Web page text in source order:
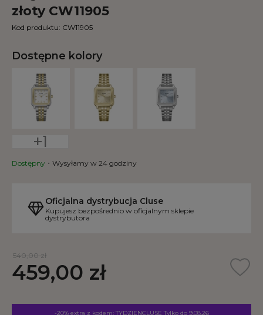
złoty CW11905
Kod produktu: CW11905
Dostępne kolory
+1
Dostępny Wysyłamy w 24 godziny
Oficjalna dystrybucja Cluse
Kupujesz bezpośrednio w oficjalnym sklepie
dystrybutora
-20% extra z kodem: TYDZIENCLUSE Tylko do 9.08.26
540,00 zł
459,00 zł